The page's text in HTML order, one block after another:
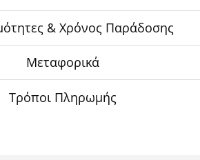
2
& Χρόνος Παράδοσης
Μεταφορικά
Τρόποι Πληρωμής